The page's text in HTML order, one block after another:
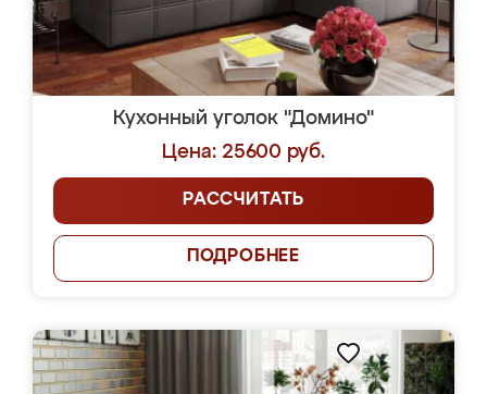
Кухонный уголок "Домино"
Цена: 25600 руб.
РАССЧИТАТЬ
ПОДРОБНЕЕ